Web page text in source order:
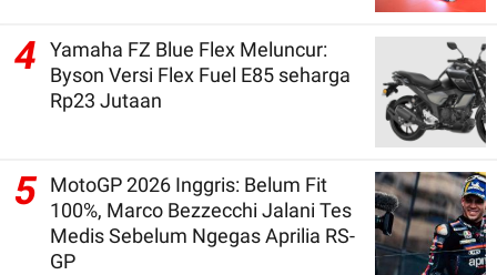
4
Yamaha FZ Blue Flex Meluncur:
Byson Versi Flex Fuel E85 seharga
Rp23 Jutaan
5 MotoGP 2026 Inggris: Belum Fit
100%, Marco Bezzecchi Jalani Tes
Medis Sebelum Ngegas Aprilia RS-
GP